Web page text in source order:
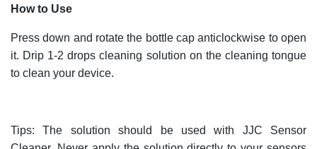
How to Use
Press down and rotate the bottle cap anticlockwise to open
it. Drip 1-2 drops cleaning solution on the cleaning tongue
to clean your device.
Tips: The solution should be used with JJC Sensor